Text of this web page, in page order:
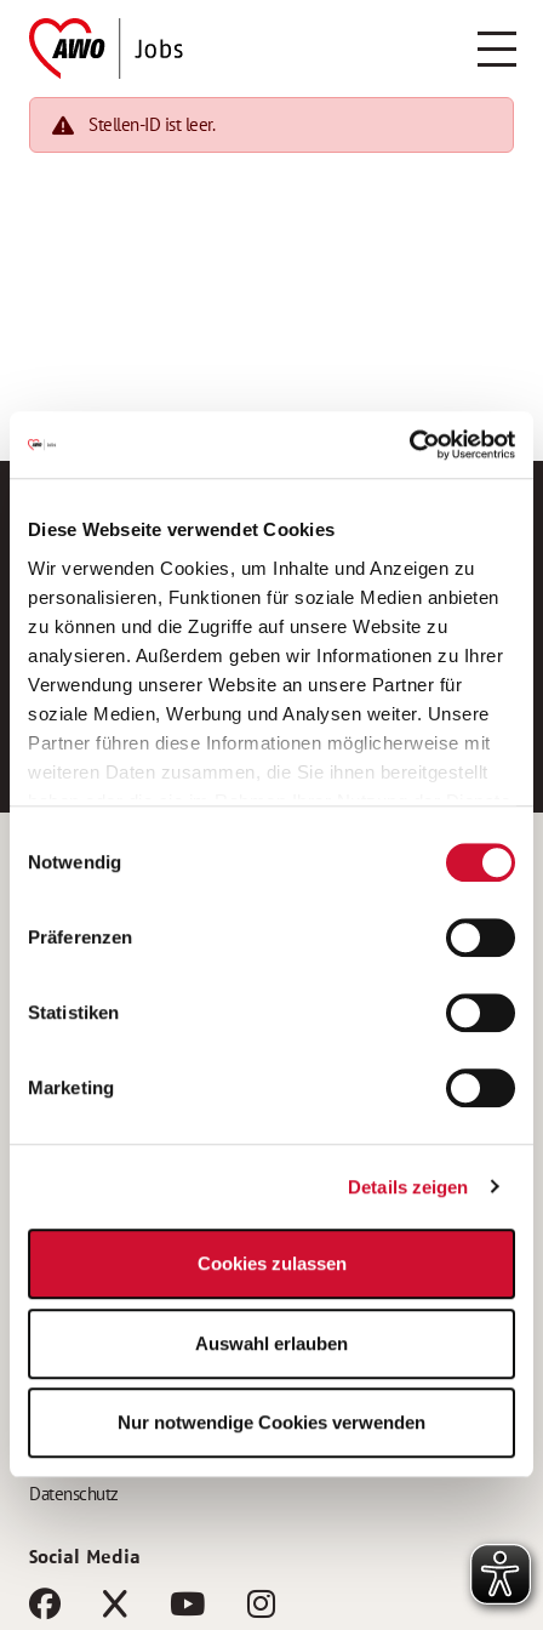
Diese Webseite verwendet Cookies
Wir verwenden Cookies, um Inhalte und Anzeigen zu
personalisieren, Funktionen für soziale Medien anbieten
zu können und die Zugriffe auf unsere Website zu
analysieren. Außerdem geben wir Informationen zu Ihrer
Verwendung unserer Website an unsere Partner für
soziale Medien, Werbung und Analysen weiter. Unsere
Partner führen diese Informationen möglicherweise mit
weiteren Daten zusammen, die Sie ihnen bereitgestellt
Wenn Sie auf „Cookies zulassen“ klicken, so stimmen
Sie der Speicherung sämtlicher Cookies zu. Sie können
Ihre Einwilligung selbstverständlich jederzeit widerrufen,
indem Sie die Cookie-Einstellungen aufrufen und diese
unsererDatenschutzerklärung
Notwendig
Präferenzen
Statistiken
Marketing
Details zeigen
Cookies zulassen
Auswahl erlauben
Nur notwendige Cookies verwenden
Stellen-ID ist leer.
Neue Stellen per E-Mail.
Ein kostenloser Service von AWO
Jobs.
E-Mail-Adresse eintragen
Betreiber der Webseite
Kantstraße 45a
(Ein Tochterunternehmen des AWO Bezirksverbandes Unterfranken
e.V.)
Bewerbung als Altenpflegehelfer*in
Bewerbung als Erzieher*in
AWO Gliederungen nach Bundesland
Impressum
Datenschutz
Social Media